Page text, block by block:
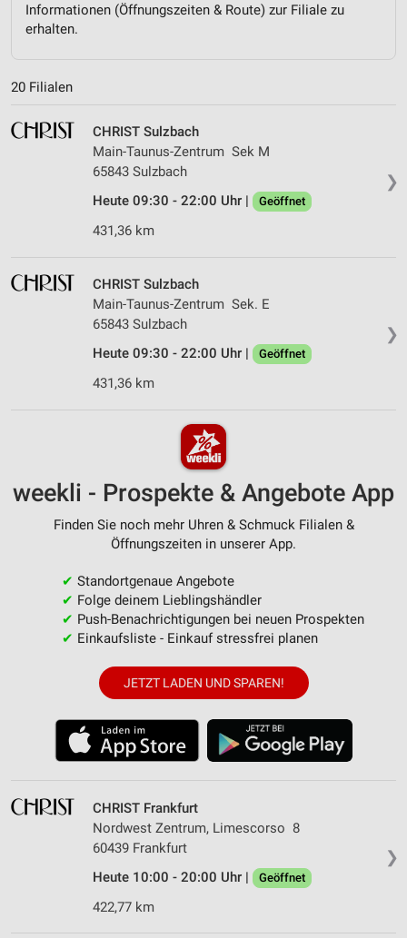
Informationen (Öffnungszeiten & Route) zur Filiale zu
erhalten.
20 Filialen
❯
CHRIST Sulzbach
Main-Taunus-Zentrum Sek M
65843 Sulzbach
Heute 09:30 - 22:00 Uhr |
Geöffnet
431,36 km
❯
CHRIST Sulzbach
Main-Taunus-Zentrum Sek. E
65843 Sulzbach
Heute 09:30 - 22:00 Uhr |
Geöffnet
431,36 km
weekli - Prospekte & Angebote App
Finden Sie noch mehr Uhren & Schmuck Filialen &
Öffnungszeiten in unserer App.
✔ Standortgenaue Angebote
✔ Folge deinem Lieblingshändler
✔ Push-Benachrichtigungen bei neuen Prospekten
✔ Einkaufsliste - Einkauf stressfrei planen
JETZT LADEN UND SPAREN!
❯
CHRIST Frankfurt
Nordwest Zentrum, Limescorso 8
60439 Frankfurt
Heute 10:00 - 20:00 Uhr |
Geöffnet
422,77 km